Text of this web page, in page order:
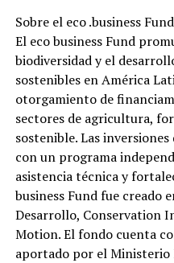
Sobre el eco .business Fund
El eco business Fund
biodiversidad y el
sostenibles en América
otorgamiento de
sectores de agricultura,
sostenible. Las
con un programa
asistencia técnica y
business Fund fue creado
Desarrollo, Conservation
Motion. El fondo cuenta
aportado por el Ministerio